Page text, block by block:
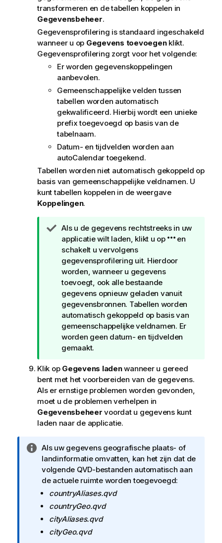
transformeren en de tabellen koppelen in
Gegevensbeheer.
Gegevensprofilering is standaard ingeschakeld
wanneer u op Gegevens toevoegenklikt.
Gegevensprofilering zorgt voor het volgende:
Er worden gegevenskoppelingen
aanbevolen.
Gemeenschappelijke velden tussen
tabellen worden automatisch
gekwalificeerd. Hierbij wordt een unieke
prefix toegevoegd op basis van de
tabelnaam.
Datum- en tijdvelden worden aan
autoCalendar toegekend.
Tabellen worden niet automatisch gekoppeld op
basis van gemeenschappelijke veldnamen. U
kunt tabellen koppelen in de weergave
Koppelingen.
T
i
p
Als u de gegevens rechtstreeks in uw
applicatie wilt laden, klikt u op
en
schakelt u vervolgens
gegevensprofilering uit. Hierdoor
worden, wanneer u gegevens
toevoegt, ook alle bestaande
gegevens opnieuw geladen vanuit
gegevensbronnen. Tabellen worden
automatisch gekoppeld op basis van
gemeenschappelijke veldnamen. Er
worden geen datum- en tijdvelden
gemaakt.
Klik op Gegevens ladenwanneer u gereed
bent met het voorbereiden van de gegevens.
Als er ernstige problemen worden gevonden,
moet u de problemen verhelpen in
Gegevensbeheer voordat u gegevens kunt
laden naar de applicatie.
I
n
f
o
r
i
Als uw gegevens geografische plaats- of
landinformatie omvatten, kan het zijn dat de
volgende QVD-bestanden automatisch aan
de actuele ruimte worden toegevoegd:
countryAliases.qvd
countryGeo.qvd
cityAliases.qvd
cityGeo.qvd